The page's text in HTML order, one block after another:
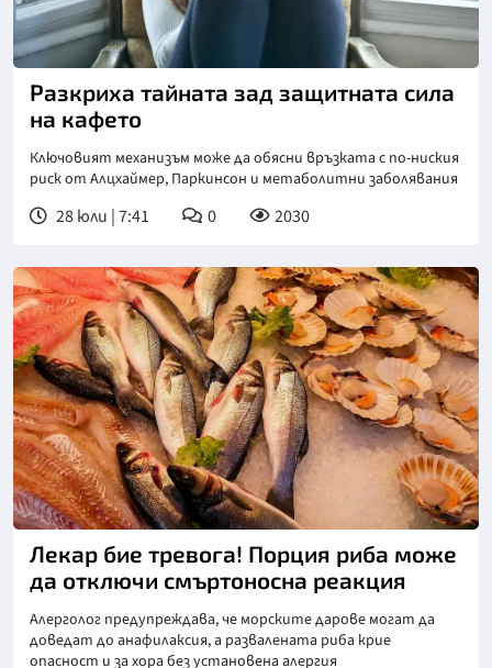
Разкриха тайната зад защитната сила
на кафето
Ключовият механизъм може да обясни връзката с по-ниския
риск от Алцхаймер, Паркинсон и метаболитни заболявания
28 юли | 7:41 0 2030
Лекар бие тревога! Порция риба може
да отключи смъртоносна реакция
Алерголог предупреждава, че морските дарове могат да
доведат до анафилаксия, а развалената риба крие
опасност и за хора без установена алергия